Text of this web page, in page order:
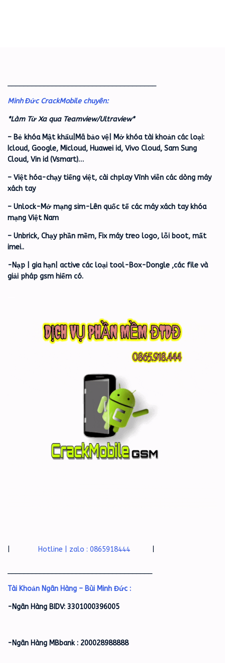
Minh Đức CrackMobile chuyên:
*Làm Từ Xa qua Teamview/Ultraview*
– Bẻ khóa Mật khẩu|Mã bảo vệ| Mở khóa tài khoản các loại:
Icloud, Google, Micloud, Huawei id, Vivo Cloud, Sam Sung
Cloud, Vin id (Vsmart)…
– Việt hóa-chạy tiếng việt, cài chplay Vĩnh viễn các dòng máy
xách tay
– Unlock-Mở mạng sim-Lên quốc tế các máy xách tay khóa
mạng Việt Nam
– Unbrick, Chạy phần mềm, Fix máy treo logo, lỗi boot, mất
imei..
-Nạp | gia hạn| active các loại tool-Box-Dongle ,các file và
giải pháp gsm hiếm có.
Hotline | zalo : 0865918444
Tài Khoản Ngân Hàng – Bùi Minh Đức :
-Ngân Hàng BIDV: 3301000396005
-Ngân Hàng MBbank : 200028988888